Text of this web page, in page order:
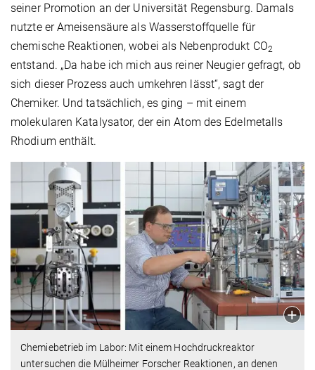
seiner Promotion an der Universität Regensburg. Damals
nutzte er Ameisensäure als Wasserstoffquelle für
chemische Reaktionen, wobei als Nebenprodukt CO2
entstand. „Da habe ich mich aus reiner Neugier gefragt, ob
sich dieser Prozess auch umkehren lässt“, sagt der
Chemiker. Und tatsächlich, es ging – mit einem
molekularen Katalysator, der ein Atom des Edelmetalls
Rhodium enthält.
Chemiebetrieb im Labor: Mit einem Hochdruckreaktor
untersuchen die Mülheimer Forscher Reaktionen, an denen